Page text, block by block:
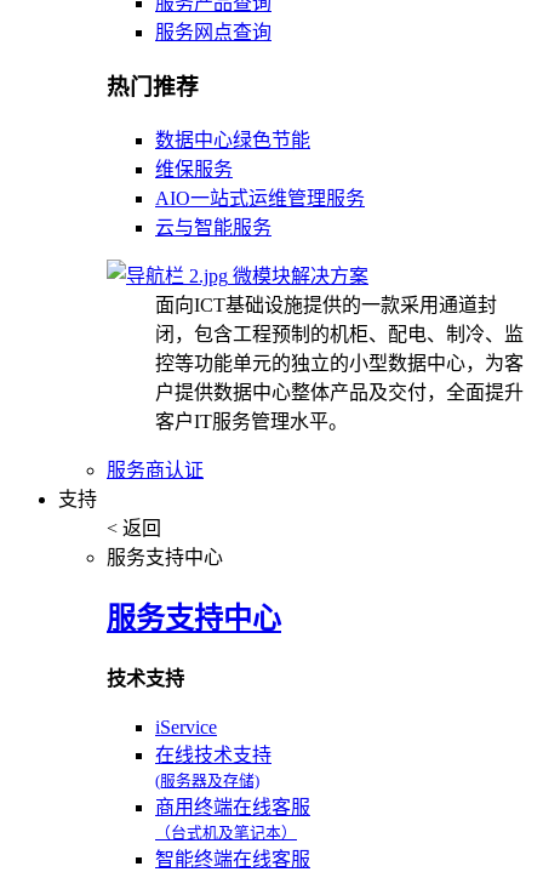
服务网点查询
热门推荐
数据中心绿色节能
维保服务
AIO一站式运维管理服务
云与智能服务
微模块解决方案
面向ICT基础设施提供的一款采用通道封
闭，包含工程预制的机柜、配电、制冷、监
控等功能单元的独立的小型数据中心，为客
户提供数据中心整体产品及交付，全面提升
客户IT服务管理水平。
服务商认证
支持
< 返回
服务支持中心
服务支持中心
技术支持
iService
在线技术支持
(服务器及存储)
商用终端在线客服
（台式机及笔记本）
智能终端在线客服